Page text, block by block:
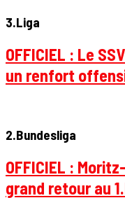
3.Liga
OFFICIEL : Le
un renfort
2.Bundesliga
OFFICIEL :
grand retour au